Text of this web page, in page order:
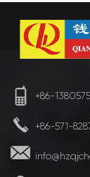
+86-
+86-571-